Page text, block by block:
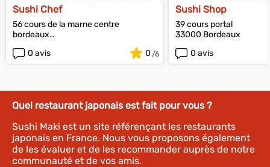
Sushi Chef
56 cours de la marne centre
bordeaux
0 avis 0
Sushi Shop
39 cours portal
33000 Bordeaux
0 avis
Quel restaurant japonais est fait pour vous ?
Sushi Maki est un site référençant les restaurants
japonais en France. Nous vous proposons également
de les évaluer et de les recommander auprès de notre
communauté et de vos amis.